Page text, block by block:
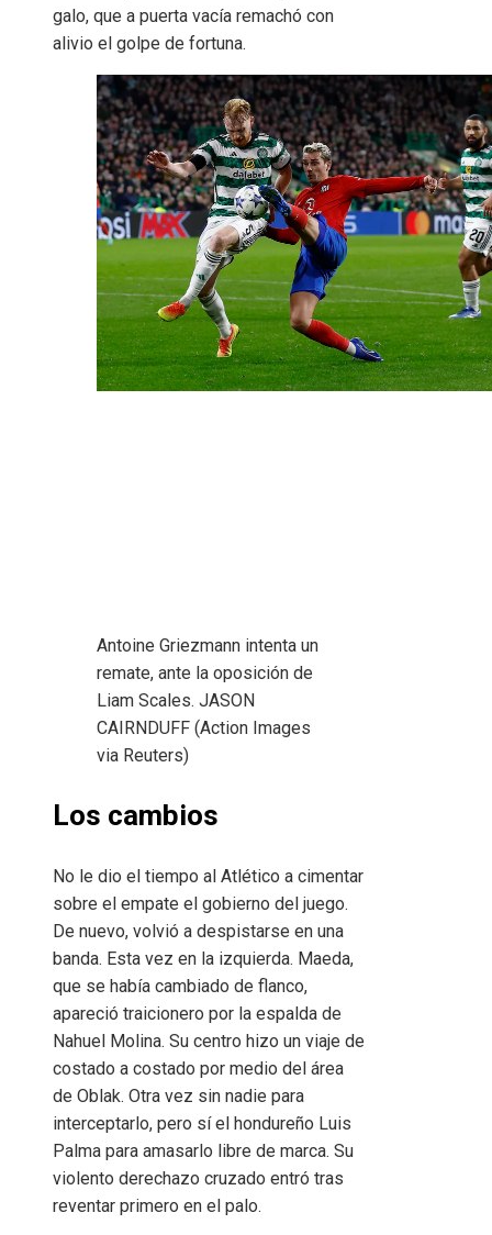
galo, que a puerta vacía remachó con
alivio el golpe de fortuna.
Antoine Griezmann intenta un
remate, ante la oposición de
Liam Scales. JASON
CAIRNDUFF (Action Images
via Reuters)
Los cambios
No le dio el tiempo al Atlético a cimentar
sobre el empate el gobierno del juego.
De nuevo, volvió a despistarse en una
banda. Esta vez en la izquierda. Maeda,
que se había cambiado de flanco,
apareció traicionero por la espalda de
Nahuel Molina. Su centro hizo un viaje de
costado a costado por medio del área
de Oblak. Otra vez sin nadie para
interceptarlo, pero sí el hondureño Luis
Palma para amasarlo libre de marca. Su
violento derechazo cruzado entró tras
reventar primero en el palo.